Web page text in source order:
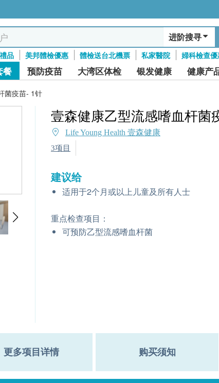
进阶搜寻
品 美邦體檢優惠 體檢送台北機票 私家醫院 婦科檢查
餐 预防疫苗 大湾区体检 银发健康 健康产
菌疫苗- 1针
壹森健康乙型流感嗜血杆菌
Life Young Health 壹森健康
3项目
建议给
适用于2个月或以上儿童及所有人士
重点检查项目：
可预防乙型流感嗜血杆菌
更多项目详情 购买须知